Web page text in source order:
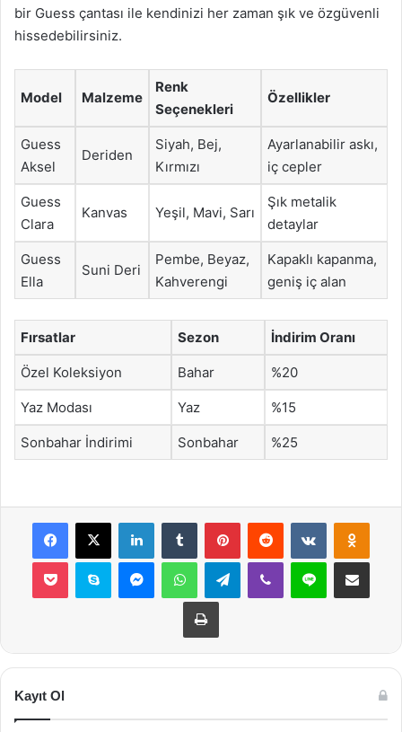
bir Guess çantası ile kendinizi her zaman şık ve özgüvenli
hissedebilirsiniz.
Model Malzeme
Renk
Seçenekleri
Özellikler
Guess
Aksel
Deriden
Siyah, Bej,
Kırmızı
Ayarlanabilir askı,
iç cepler
Guess
Clara
Kanvas Yeşil, Mavi, Sarı
Şık metalik
detaylar
Guess
Ella
Suni Deri
Pembe, Beyaz,
Kahverengi
Kapaklı kapanma,
geniş iç alan
Fırsatlar Sezon İndirim Oranı
Özel Koleksiyon Bahar %20
Yaz Modası Yaz %15
Sonbahar İndirimi Sonbahar %25
Facebook
X LinkedInTumblr PinterestReddit VKontakte
Pocket Skype MessengerWhatsAppTelegramViber Line E-Posta ile
Yazdır
Kayıt Ol